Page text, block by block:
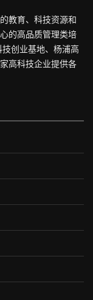
教育、科技资源和
的高品质管理类培
创业基地、杨浦高
高科技企业提供各